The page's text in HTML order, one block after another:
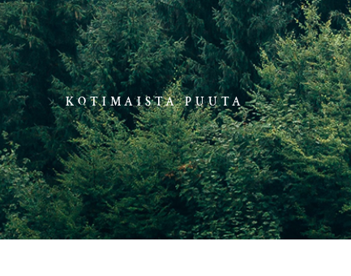
KOTIMAISTA PUUTA